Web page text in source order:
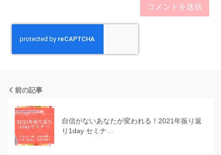
前の記事
自信がないあなたが変われる！2021年振り返
り1day セミナ…